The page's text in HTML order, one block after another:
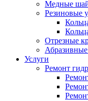
Медные
Резиновые
Отрезные
Услуги
Ремонт